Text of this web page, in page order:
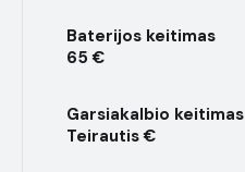
Baterijos keitimas
65 €
Garsiakalbio keitimas
Teirautis €